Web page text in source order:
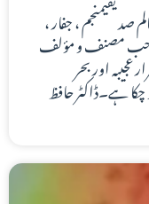
صدیقیمنجم ، جفار ،
مصنف و مؤلف
عجیبه اور بحر
ہے۔ڈاکٹر حافظ